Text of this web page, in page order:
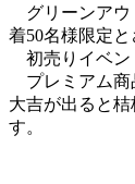
グリーンアウ
着50名様限定と
初売りイベン
プレミアム商
大吉が出ると
す。